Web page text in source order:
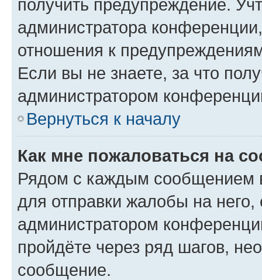
получить предупреждение.
администратора
отношения к
Если вы не знаете, за что
администратором
Вернуться к началу
Как мне пожаловаться на
Рядом с каждым сообщением
для отправки жалобы на
администратором
пройдёте через ряд шагов,
сообщение.